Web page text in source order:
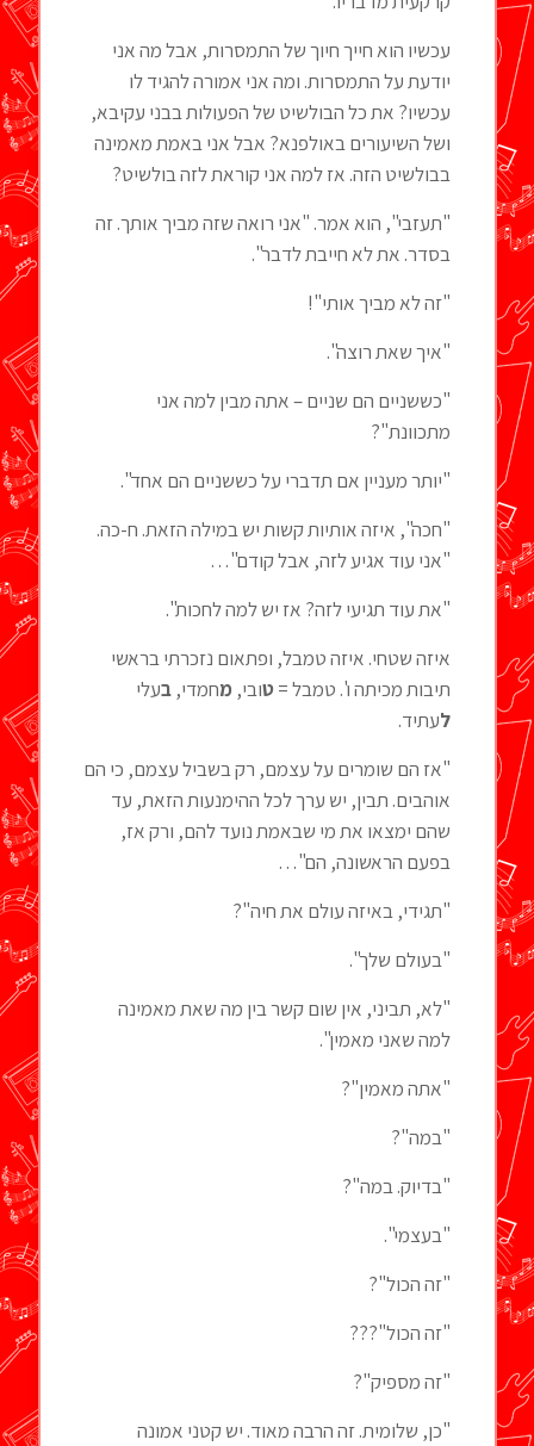
עכשיו הוא חייך חיוך של התמסרות, אבל מה אני
יודעת על התמסרות. ומה אני אמורה להגיד לו
עכשיו? את כל הבולשיט של הפעולות בבני עקיבא,
ושל השיעורים באולפנא? אבל אני באמת מאמינה
בבולשיט הזה. אז למה אני קוראת לזה בולשיט?
"תעזבי", הוא אמר. "אני רואה שזה מביך אותך. זה
בסדר. את לא חייבת לדבר".
"זה לא מביך אותי"!
"איך שאת רוצה".
"כששניים הם שניים – אתה מבין למה אני
מתכוונת"?
"יותר מעניין אם תדברי על כששניים הם אחד".
"חכה", איזה אותיות קשות יש במילה הזאת. ח-כה.
"אני עוד אגיע לזה, אבל קודם"…
"את עוד תגיעי לזה? אז יש למה לחכות".
איזה שטחי. איזה טמבל, ופתאום נזכרתי בראשי
תיבות מכיתה ו'. טמבל = טובי, מחמדי, בעלי
לעתיד.
"אז הם שומרים על עצמם, רק בשביל עצמם, כי הם
אוהבים. תבין, יש ערך לכל ההימנעות הזאת, עד
שהם ימצאו את מי שבאמת נועד להם, ורק אז,
בפעם הראשונה, הם"…
"תגידי, באיזה עולם את חיה"?
"בעולם שלך".
"לא, תביני, אין שום קשר בין מה שאת מאמינה
למה שאני מאמין".
"אתה מאמין"?
"במה"?
"בדיוק. במה"?
"בעצמי".
"זה הכול"?
"זה הכול"???
"זה מספיק"?
"כן, שלומית. זה הרבה מאוד. יש קטני אמונה